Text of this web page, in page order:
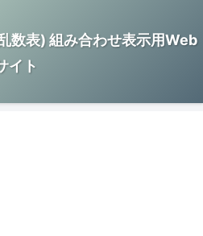
数表) 組み合わせ表示用Web
イト